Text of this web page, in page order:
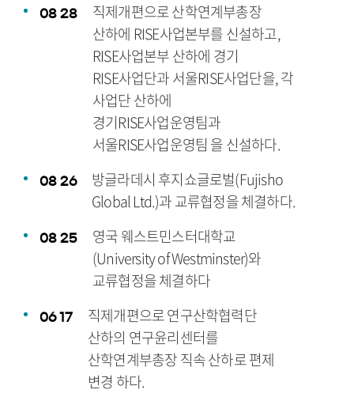
08 28
직제개편으로 산학연계부총장
산하에 RISE사업본부를 신설하고,
RISE사업본부 산하에 경기
RISE사업단과 서울RISE사업단을, 각
사업단 산하에
경기RISE사업운영팀과
서울RISE사업운영팀 을 신설하다.
08 26
방글라데시 후지쇼글로벌(Fujisho
Global Ltd.)과 교류협정을 체결하다.
08 25
영국 웨스트민스터대학교
(University of Westminster)와
교류협정을 체결하다
0617
직제개편으로 연구산학협력단
산하의 연구윤리센터를
산학연계부총장 직속 산하로 편제
변경 하다.